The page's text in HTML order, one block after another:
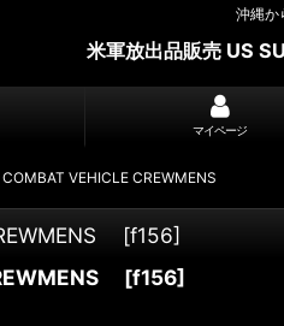
沖縄か
米軍放出品販売 US
マイページ
VEHICLE CREWMENS
[f156]
[f156]